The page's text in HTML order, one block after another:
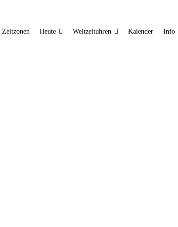
Zeitzonen Heute Weltzeituhren Kalender Info